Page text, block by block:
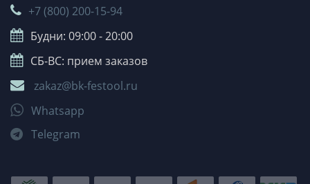
+7 (800) 200-15-94
Будни: 09:00 - 20:00
СБ-ВС: прием заказов
zakaz@bk-festool.ru
Whatsapp
Telegram